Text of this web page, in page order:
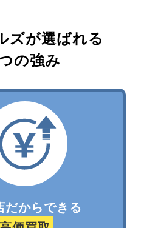
ズが選ばれる
の強み
だからできる